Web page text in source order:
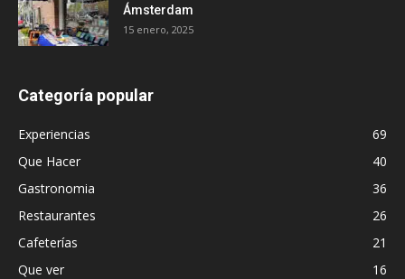
Ámsterdam
15 enero, 2025
Categoría popular
Experiencias
69
Que Hacer
40
Gastronomia
36
Restaurantes
26
Cafeterías
21
Que ver
16